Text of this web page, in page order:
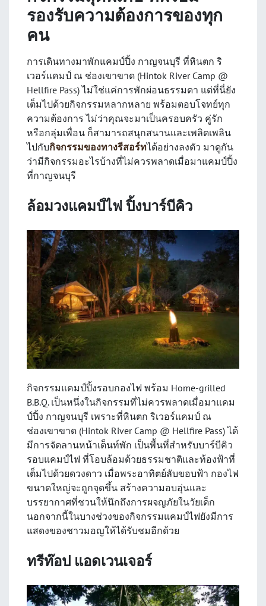
รองรับความต้องการของทุก
คน
การเดินทางมาพักแคมป์ปิ้ง กาญจนบุรี ที่หินตก ริ
เวอร์แคมป์ ณ ช่องเขาขาด (Hintok River Camp @
Hellfire Pass) ไม่ใช่แค่การพักผ่อนธรรมดา แต่ที่นี่ยัง
เต็มไปด้วยกิจกรรมหลากหลาย พร้อมตอบโจทย์ทุก
ความต้องการ ไม่ว่าคุณจะมาเป็นครอบครัว คู่รัก
หรือกลุ่มเพื่อน ก็สามารถสนุกสนานและเพลิดเพลิน
ไปกับกิจกรรมของทางรีสอร์ทได้อย่างลงตัว มาดูกัน
ว่ามีกิจกรรมอะไรบ้างที่ไม่ควรพลาดเมื่อมาแคมป์ปิ้ง
ที่กาญจนบุรี
ล้อมวงแคมป์ไฟ ปิ้งบาร์บีคิว
กิจกรรมแคมป์ปิ้งรอบกองไฟ พร้อม Home-grilled
B.B.Q. เป็นหนึ่งในกิจกรรมที่ไม่ควรพลาดเมื่อมาแคม
ป์ปิ้ง กาญจนบุรี เพราะที่หินตก ริเวอร์แคมป์ ณ
ช่องเขาขาด (Hintok River Camp @ Hellfire Pass) ได้
มีการจัดลานหน้าเต็นท์พัก เป็นพื้นที่สำหรับบาร์บีคิว
รอบแคมป์ไฟ ที่โอบล้อมด้วยธรรมชาติและท้องฟ้าที่
เต็มไปด้วยดวงดาว เมื่อพระอาทิตย์ลับขอบฟ้า กองไฟ
ขนาดใหญ่จะถูกจุดขึ้น สร้างความอบอุ่นและ
บรรยากาศที่ชวนให้นึกถึงการผจญภัยในวัยเด็ก
นอกจากนี้ในบางช่วงของกิจกรรมแคมป์ไฟยังมีการ
แสดงของชาวมอญให้ได้รับชมอีกด้วย
ทรีท๊อป แอดเวนเจอร์